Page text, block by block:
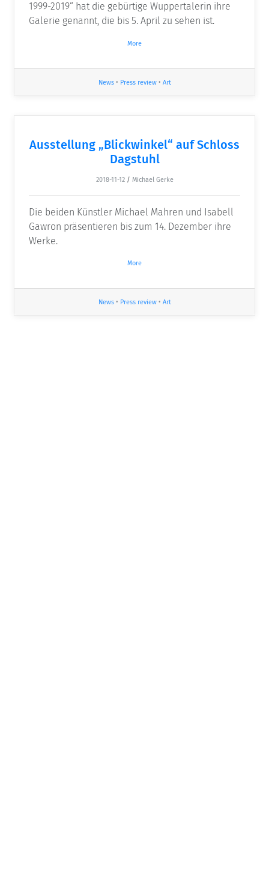
1999-2019“ hat die gebürtige Wuppertalerin ihre
Galerie genannt, die bis 5. April zu sehen ist.
More
News• Press review• Art
Ausstellung „Blickwinkel“ auf Schloss
Dagstuhl
2018-11-12 / Michael Gerke
Die beiden Künstler Michael Mahren und Isabell
Gawron präsentieren bis zum 14. Dezember ihre
Werke.
More
News• Press review• Art